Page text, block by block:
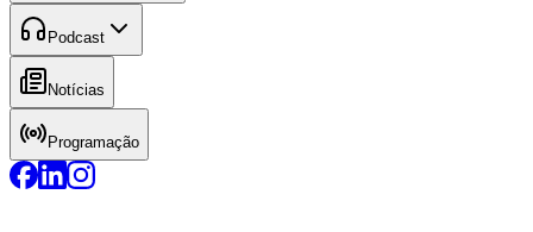
Podcast
Notícias
Programação